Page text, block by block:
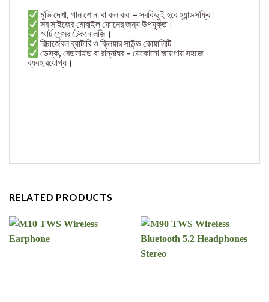
মুভি দেখা, গান শোনা বা কল করা – সবকিছুই হবে হ্যান্ডসফ্রি।
সব সাইজের মোবাইল ফোনের জন্য উপযুক্ত।
স্মার্ট সেন্সর টেকনোলজি।
রিচার্জেবল ব্যাটারি ও ক্লিয়ার সাউন্ড কোয়ালিটি।
ডেস্ক, বেডসাইড বা রান্নাঘর – যেকোনো জায়গায় সহজে
ব্যবহারযোগ্য।
RELATED PRODUCTS